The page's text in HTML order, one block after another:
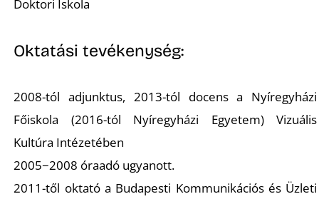
Doktori Iskola
Oktatási tevékenység:
2008-tól adjunktus, 2013-tól docens a Nyíregyházi
Főiskola (2016-tól Nyíregyházi Egyetem) Vizuális
Kultúra Intézetében
2005−2008 óraadó ugyanott.
2011-től oktató a Budapesti Kommunikációs és Üzleti